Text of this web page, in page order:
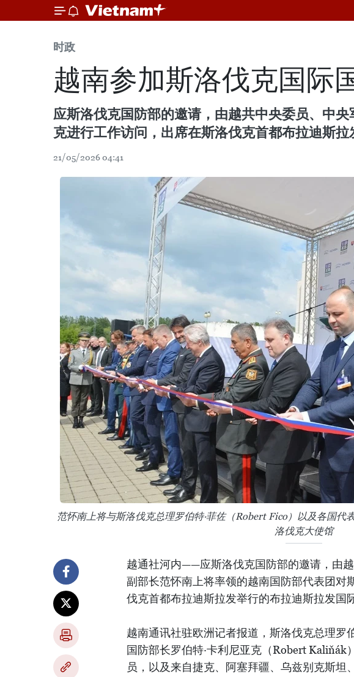
时政
越南参加斯洛伐克国际
应斯洛伐克国防部的邀请，由越共中央委员、中
克进行工作访问，出席在斯洛伐克首都布拉迪斯
21/05/2026 04:41
范怀南上将与斯洛伐克总理罗伯特·菲佐（Robert Fico）以及各国代
洛伐克大使馆
越通社河内——应斯洛伐克国防部的邀请，由
副部长范怀南上将率领的越南国防部代表团对
伐克首都布拉迪斯拉发举行的布拉迪斯拉发国
越南通讯社驻欧洲记者报道，斯洛伐克总理罗
国防部长罗伯特·卡利尼亚克（Robert
员，以及来自捷克、阿塞拜疆、乌兹别克斯坦